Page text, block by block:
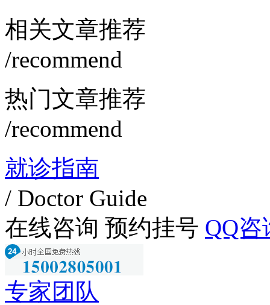
相关文章推荐
/recommend
热门文章推荐
/recommend
就诊指南
/ Doctor Guide
在线咨询 预约挂号 QQ咨
专家团队